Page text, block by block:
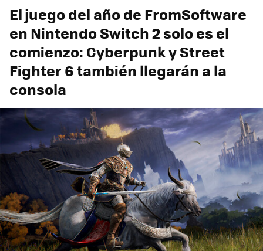
El juego del año de FromSoftware
en Nintendo Switch 2 solo es el
comienzo: Cyberpunk y Street
Fighter 6 también llegarán a la
consola